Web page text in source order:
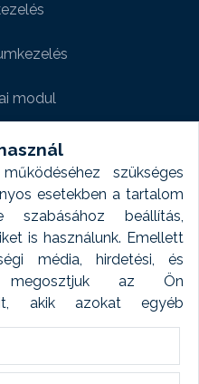
szükséges
esetekben a tartalom
szabásához beállítás,
is használunk. Emellett
média, hirdetési, és
megosztjuk az Ön
akik azokat egyéb
kombinálhatják. A sütik
naplózást végzünk és
automatikusan töröljük. A
modul
modul
modul
modul